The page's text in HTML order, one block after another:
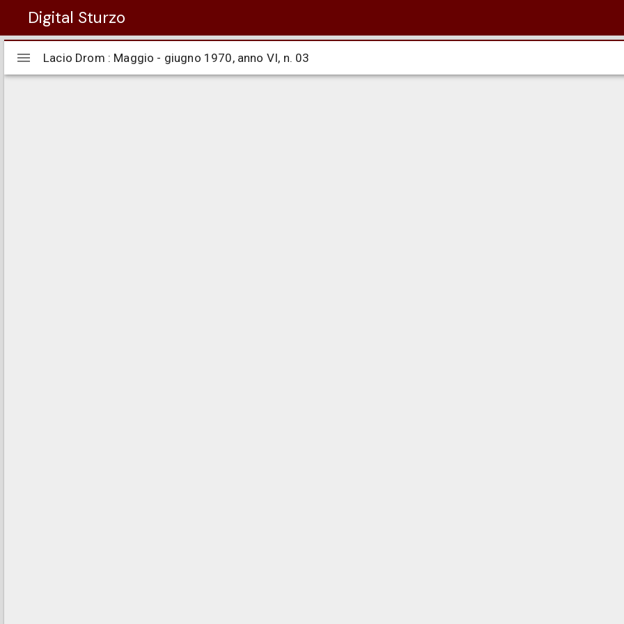
Digital Sturzo
Visualizzatore
Mirador
Lacio Drom : Maggio - giugno 1970, anno VI, n. 03
Lacio Drom : Maggio - giugno 1970, anno VI, n. 03